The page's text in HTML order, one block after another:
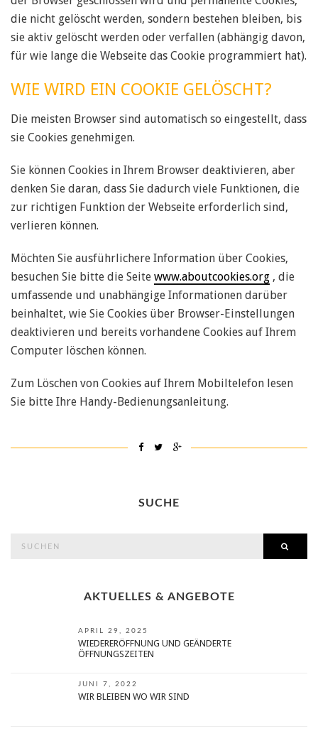
die nicht gelöscht werden, sondern bestehen bleiben, bis
sie aktiv gelöscht werden oder verfallen (abhängig davon,
für wie lange die Webseite das Cookie programmiert hat).
WIE WIRD EIN COOKIE GELÖSCHT?
Die meisten Browser sind automatisch so eingestellt, dass
sie Cookies genehmigen.
Sie können Cookies in Ihrem Browser deaktivieren, aber
denken Sie daran, dass Sie dadurch viele Funktionen, die
zur richtigen Funktion der Webseite erforderlich sind,
verlieren können.
Möchten Sie ausführlichere Information über Cookies,
besuchen Sie bitte die Seite www.aboutcookies.org , die
umfassende und unabhängige Informationen darüber
beinhaltet, wie Sie Cookies über Browser-Einstellungen
deaktivieren und bereits vorhandene Cookies auf Ihrem
Computer löschen können.
Zum Löschen von Cookies auf Ihrem Mobiltelefon lesen
Sie bitte Ihre Handy-Bedienungsanleitung.
SUCHE
AKTUELLES & ANGEBOTE
APRIL 29, 2025
WIEDERERÖFFNUNG UND GEÄNDERTE
ÖFFNUNGSZEITEN
JUNI 7, 2022
WIR BLEIBEN WO WIR SIND